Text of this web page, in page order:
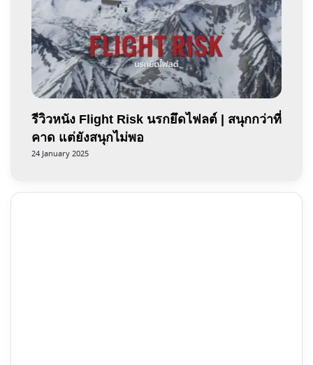
รีวิวหนัง Flight Risk นรกยึดไฟลต์ | สนุกกว่าที่
คาด แต่ยังสนุกไม่พอ
24 January 2025